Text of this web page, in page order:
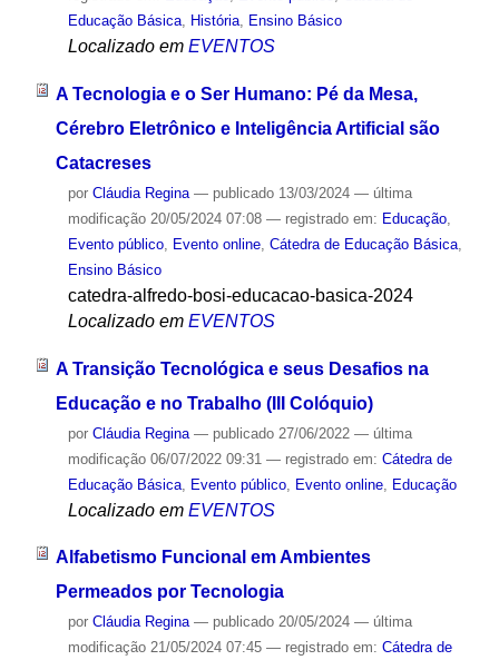
Educação Básica, História, Ensino Básico
Localizado em EVENTOS
A Tecnologia e o Ser Humano: Pé da Mesa,
Cérebro Eletrônico e Inteligência Artificial são
Catacreses
por Cláudia Regina — publicado13/03/2024 — última
modificação20/05/2024 07:08 — registrado em: Educação,
Evento público, Evento online, Cátedra de Educação Básica,
Ensino Básico
catedra-alfredo-bosi-educacao-basica-2024
Localizado em EVENTOS
A Transição Tecnológica e seus Desafios na
Educação e no Trabalho (III Colóquio)
por Cláudia Regina — publicado27/06/2022 — última
modificação06/07/2022 09:31 — registrado em: Cátedra de
Educação Básica, Evento público, Evento online, Educação
Localizado em EVENTOS
Alfabetismo Funcional em Ambientes
Permeados por Tecnologia
por Cláudia Regina — publicado20/05/2024 — última
modificação21/05/2024 07:45 — registrado em: Cátedra de